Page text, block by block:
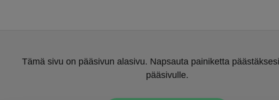
Tämä sivu on pääsivun alasivu. Napsauta painiketta
pääsivulle.